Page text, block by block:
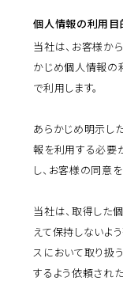
個人情報の利用目
当社は、お客様か
かじめ個人情報の
で利用します。
あらかじめ明示し
報を利用する必要
し、お客様の同意
当社は、取得した
えて保持しないよ
スにおいて取り扱
するよう依頼され